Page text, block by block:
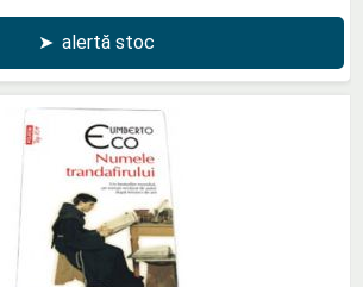
➤ alertă stoc